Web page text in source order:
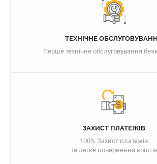
ТЕХНІЧНЕ
Перше технічне обслуговування
ЗАХИСТ ПЛАТЕЖІВ
100% Захист платежів
та легке повернення коштів